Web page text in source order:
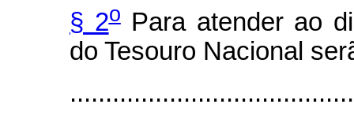
§ 2oPara atender ao
do Tesouro Nacional